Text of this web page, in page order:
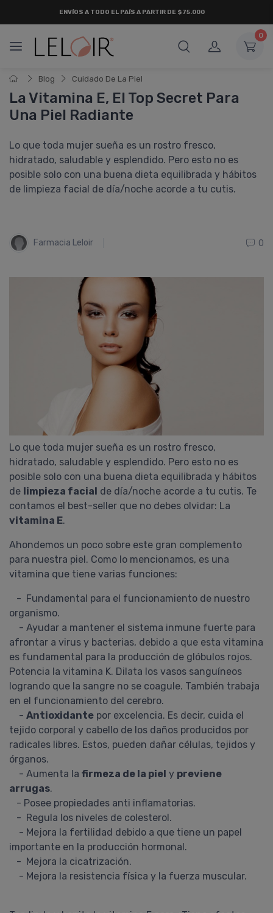
ENVÍOS A TODO EL PAÍS A PARTIR DE $75.000
0
Blog Cuidado De La Piel
La Vitamina E, El Top Secret Para
Una Piel Radiante
Lo que toda mujer sueña es un rostro fresco,
hidratado, saludable y esplendido. Pero esto no es
posible solo con una buena dieta equilibrada y hábitos
de limpieza facial de dí­a/noche acorde a tu cutis.
Farmacia Leloir 0
Lo que toda mujer sueña es un rostro fresco,
hidratado, saludable y esplendido. Pero esto no es
posible solo con una buena dieta equilibrada y hábitos
de limpieza facial de día/noche acorde a tu cutis. Te
contamos el best-seller que no debes olvidar: La
vitamina E.
Ahondemos un poco sobre este gran complemento
para nuestra piel. Como lo mencionamos, es una
vitamina que tiene varias funciones:
- Fundamental para el funcionamiento de nuestro
organismo.
- Ayudar a mantener el sistema inmune fuerte para
afrontar a virus y bacterias, debido a que esta vitamina
es fundamental para la producción de glóbulos rojos.
Potencia la vitamina K. Dilata los vasos sanguíneos
logrando que la sangre no se coagule. También trabaja
en el funcionamiento del cerebro.
- Antioxidante por excelencia. Es decir, cuida el
tejido corporal y cabello de los daños producidos por
radicales libres. Estos, pueden dañar células, tejidos y
órganos.
- Aumenta la firmeza de la piel y previene
arrugas.
- Posee propiedades anti inflamatorias.
- Regula los niveles de colesterol.
- Mejora la fertilidad debido a que tiene un papel
importante en la producción hormonal.
- Mejora la cicatrización.
- Mejora la resistencia física y la fuerza muscular.
Gisela